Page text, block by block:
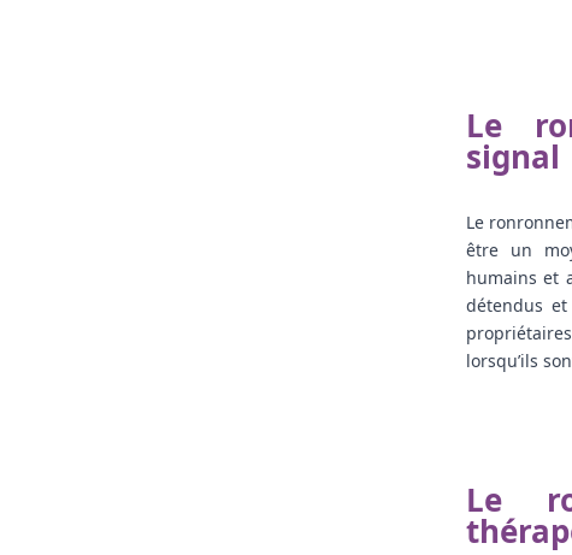
Le
signal
Le
être un
humains et
détendus
lorsqu’ils
Le